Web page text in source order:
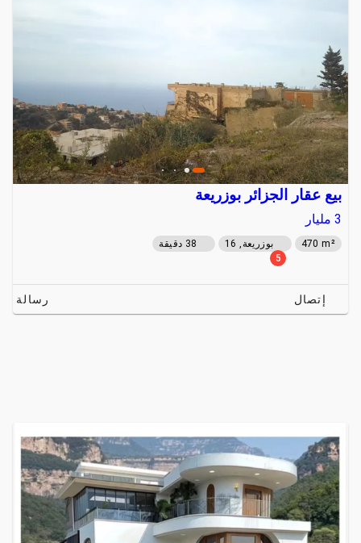
بيع عقار الجزائر بوزريعة
3 مليار
470 m² بوزريعة, 16
38 دقيقة
5
إتصال رسالة